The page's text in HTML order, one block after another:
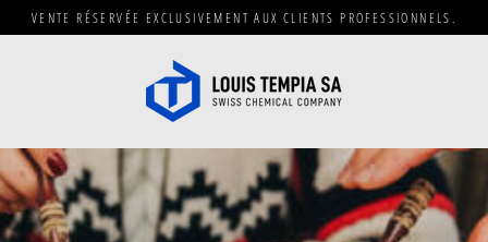
Passer
au
VENTE RÉSERVÉE EXCLUSIVEMENT AUX CLIENTS PROFESSIONNELS.
L
O
U
I